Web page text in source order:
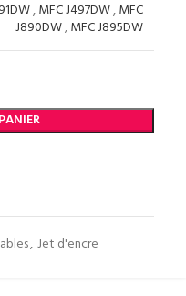
,MFC J497DW,MFC
J890DW,MFC J895DW
, Jet d'encre